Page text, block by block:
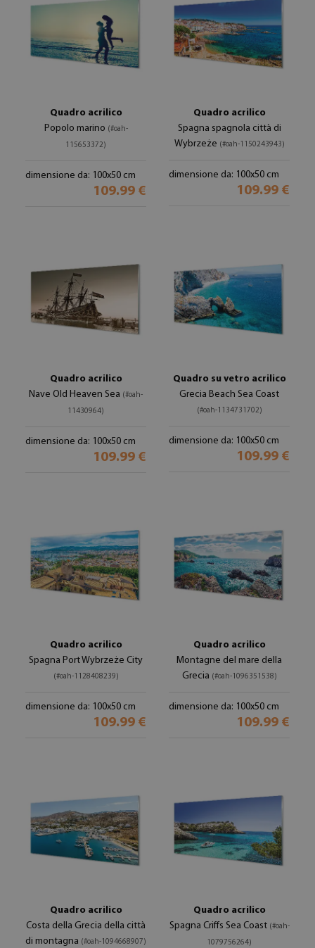
Quadro acrilico
Popolo marino (#oah-
115653372)
dimensione da: 100x50 cm
109.99 €
Quadro acrilico
Spagna spagnola città di
Wybrzeże (#oah-1150243943)
dimensione da: 100x50 cm
109.99 €
Quadro acrilico
Nave Old Heaven Sea (#oah-
11430964)
dimensione da: 100x50 cm
109.99 €
Quadro su vetro acrilico
Grecia Beach Sea Coast
(#oah-1134731702)
dimensione da: 100x50 cm
109.99 €
Quadro acrilico
Spagna Port Wybrzeże City
(#oah-1128408239)
dimensione da: 100x50 cm
109.99 €
Quadro acrilico
Montagne del mare della
Grecia (#oah-1096351538)
dimensione da: 100x50 cm
109.99 €
Quadro acrilico
Costa della Grecia della città
di montagna (#oah-1094668907)
Quadro acrilico
Spagna Criffs Sea Coast (#oah-
1079756264)